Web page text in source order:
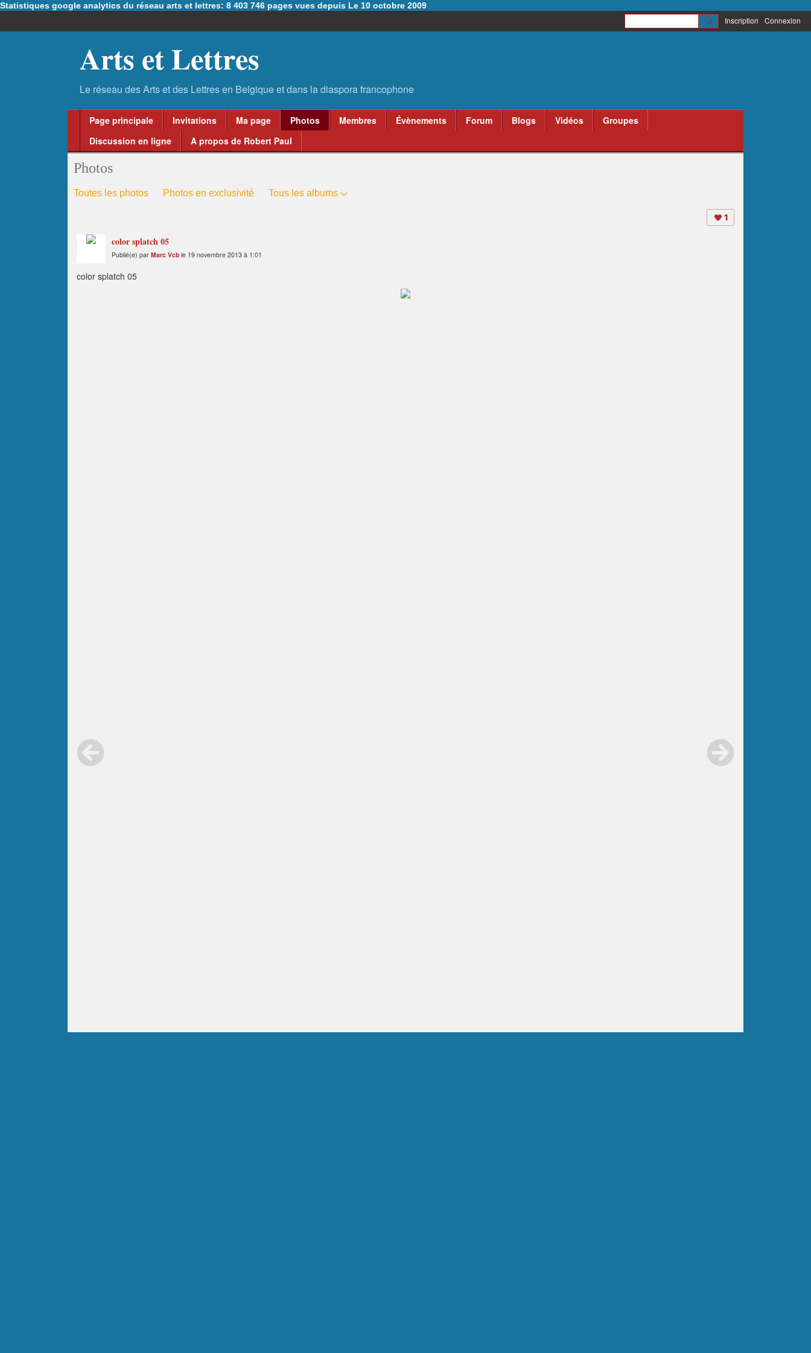
Statistiques google analytics du réseau arts et lettres: 8 403 746 pages vues depuis Le 10 octobre 2009
Inscription Connexion
Arts et Lettres
Page principale Invitations Ma page Photos Membres Évènements Forum Blogs Vidéos
Groupes
Discussion en ligne
A propos de Robert Paul
Photos
Toutes les photos Photos en exclusivité Tous les albums
1
color splatch 05
Publié(e) par Marc Vcb le 19 novembre 2013 à 1:01
color splatch 05